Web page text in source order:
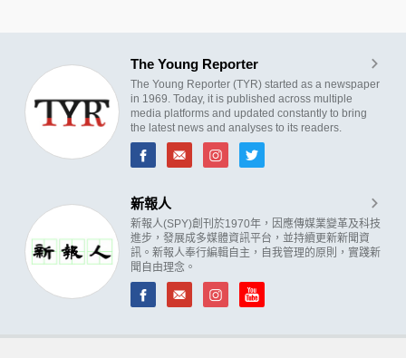
The Young Reporter
The Young Reporter (TYR) started as a newspaper
in 1969. Today, it is published across multiple
media platforms and updated constantly to bring
the latest news and analyses to its readers.
新報人
新報人(SPY)創刊於1970年，因應傳媒業變革及科技
進步，發展成多媒體資訊平台，並持續更新新聞資
訊。新報人奉行編輯自主，自我管理的原則，實踐新
聞自由理念。